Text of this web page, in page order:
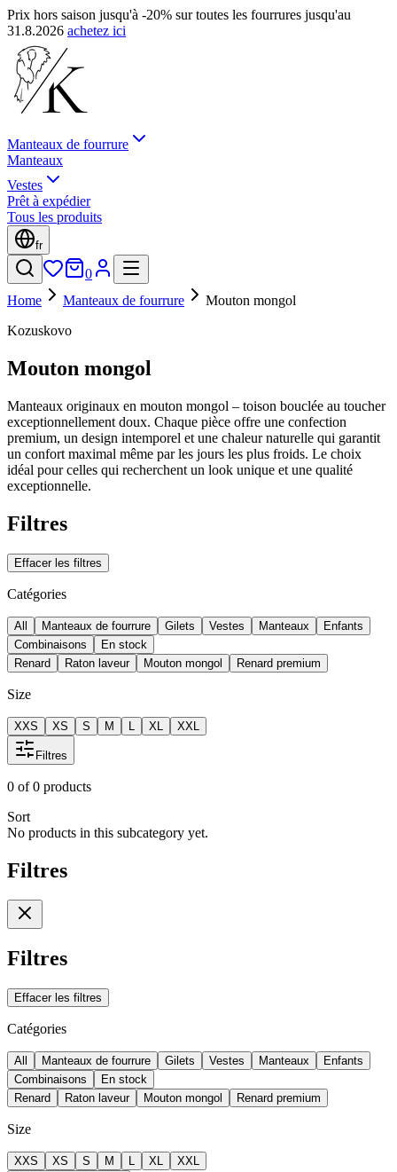
Prix hors saison jusqu'à -20% sur toutes les fourrures jusqu'au
31.8.2026 achetez ici
Manteaux de fourrure
Manteaux
Vestes
Prêt à expédier
Tous les produits
fr
0
Home
Manteaux de fourrure
Mouton mongol
Kozuskovo
Mouton mongol
Manteaux originaux en mouton mongol – toison bouclée au toucher
exceptionnellement doux. Chaque pièce offre une confection
premium, un design intemporel et une chaleur naturelle qui garantit
un confort maximal même par les jours les plus froids. Le choix
idéal pour celles qui recherchent un look unique et une qualité
exceptionnelle.
Filtres
Effacer les filtres
Catégories
All Manteaux de fourrure Gilets Vestes Manteaux
Enfants
Combinaisons
En stock
Renard
Raton laveur Mouton mongol Renard premium
Size
XXS XS S M L XL XXL
Filtres
0 of0 products
Sort
No products in this subcategory yet.
Filtres
Filtres
Effacer les filtres
Catégories
All Manteaux de fourrure Gilets Vestes Manteaux
Enfants
Combinaisons
En stock
Renard
Raton laveur Mouton mongol Renard premium
Size
XXS XS S M L XL XXL